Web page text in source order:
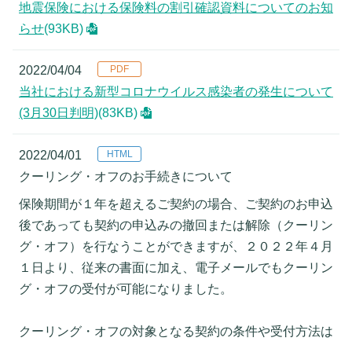
地震保険における保険料の割引確認資料についてのお知
らせ(93KB)
2022/04/04
当社における新型コロナウイルス感染者の発生について
(3月30日判明)(83KB)
2022/04/01
クーリング・オフのお手続きについて
保険期間が１年を超えるご契約の場合、ご契約のお申込
後であっても契約の申込みの撤回または解除（クーリン
グ・オフ）を行なうことができますが、２０２２年４月
１日より、従来の書面に加え、電子メールでもクーリン
グ・オフの受付が可能になりました。
クーリング・オフの対象となる契約の条件や受付方法は